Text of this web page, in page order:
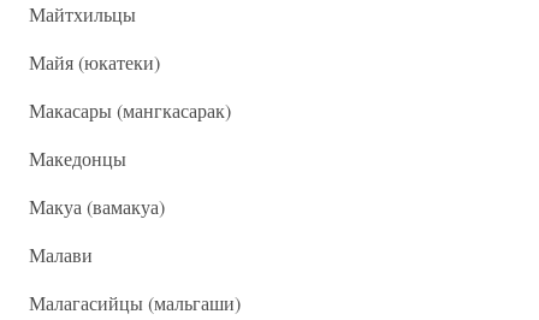
Майтхильцы
Майя (юкатеки)
Макасары (мангкасарак)
Македонцы
Макуа (вамакуа)
Малави
Малагасийцы (мальгаши)